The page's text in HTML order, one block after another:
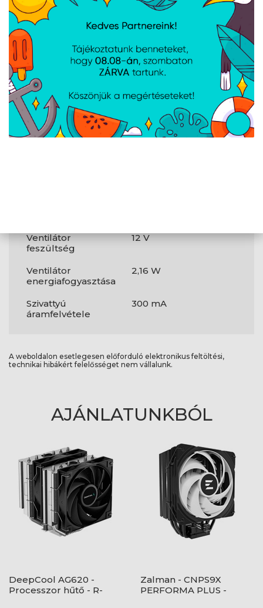
(FDB)
Szivattyúmotor
min.
fordulatszáma
1 200 RPM
Ventilátor átlagos
meghibásodási
ideje (MTTF)
60 000 ó
További
Ventilátor
feszültség
12 V
Ventilátor
energiafogyasztása
2,16 W
Szivattyú
áramfelvétele
300 mA
A weboldalon esetlegesen előforduló elektronikus feltöltési,
technikai hibákért felelősséget nem vállalunk.
AJÁNLATUNKBÓL
DeepCool AG620 -
Processzor hűtő - R-
Zalman - CNPS9X
PERFORMA PLUS -